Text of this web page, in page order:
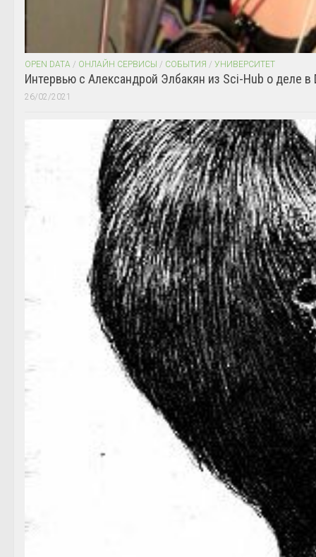
OPEN DATA / ОНЛАЙН СЕРВИСЫ / СОБЫТИЯ / УНИВЕРСИТЕТ
Интервью с Александрой Элбакян из Sci-Hub о деле в
26/02/2021